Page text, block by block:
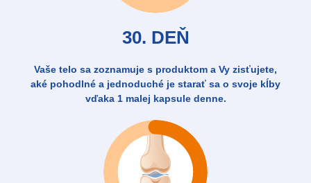
30. DEŇ
Vaše telo sa zoznamuje s produktom a Vy zisťujete,
aké pohodlné a jednoduché je starať sa o svoje kĺby
vďaka 1 malej kapsule denne.